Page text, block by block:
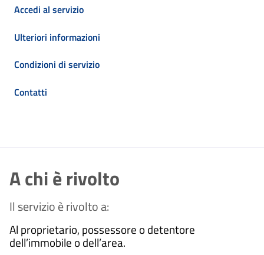
Accedi al servizio
Ulteriori informazioni
Condizioni di servizio
Contatti
A chi è rivolto
Il servizio è rivolto a:
Al proprietario, possessore o detentore
dell’immobile o dell’area.